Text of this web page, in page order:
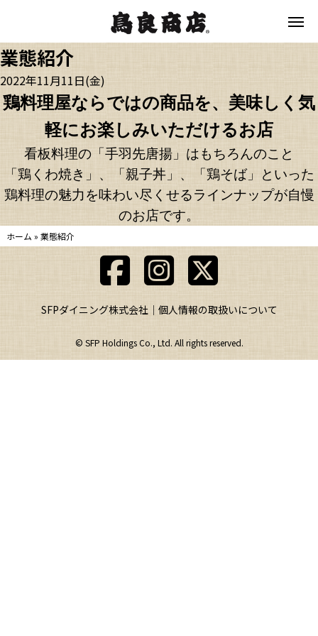
業態紹介
2022年11月11日(金)
鶏料理屋ならではの商品を、美味しく気
軽にお楽しみいただけるお店
看板料理の「手羽先唐揚」はもちろんのこと
「鶏くわ焼き」、「親子丼」、「鶏そば」といった
鶏料理の魅力を味わい尽くせるラインナップが自慢
のお店です。
ホーム »業態紹介
SFPダイニング株式会社 個人情報の取扱いについて
© SFP Holdings Co., Ltd. All rights reserved.